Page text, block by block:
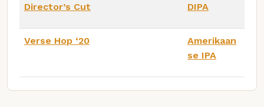
Director’s Cut DIPA
Verse Hop ‘20
Amerikaan
se IPA